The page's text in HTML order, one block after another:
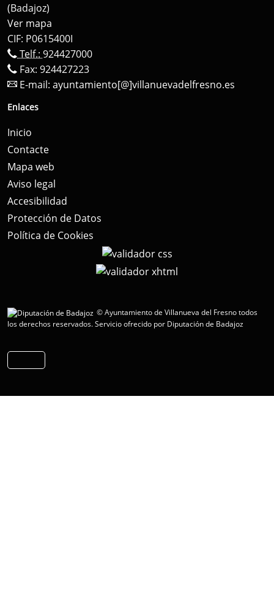
(Badajoz)
Ver mapa
CIF: P0615400I
Telf.: 924427000
Fax: 924427223
E-mail: ayuntamiento[@]villanuevadelfresno.es
Enlaces
Inicio
Contacte
Mapa web
Aviso legal
Accesibilidad
Protección de Datos
Política de Cookies
© Ayuntamiento de Villanueva del Fresno todos
los derechos reservados.Servicio ofrecido por Diputación de Badajoz